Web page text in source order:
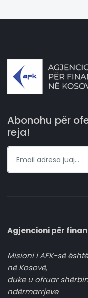
Abonohu për
reja!
Agjencioni për
Misioni i AFK-së
në Kosovë,
duke u ofruar
ndërmarrjeve